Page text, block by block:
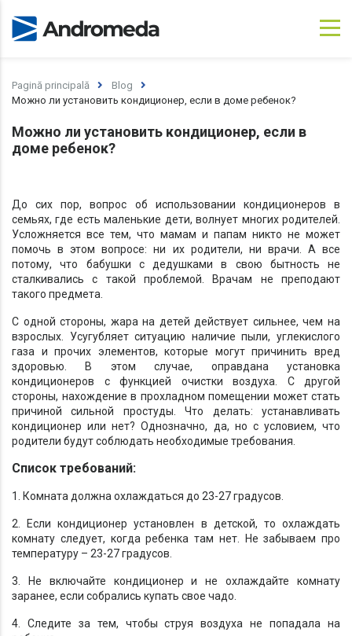
Pagină principală
Blog
Можно ли установить кондиционер, если в доме ребенок?
Можно ли установить кондиционер, если в
доме ребенок?
До сих пор, вопрос об использовании кондиционеров в
семьях, где есть маленькие дети, волнует многих родителей.
Усложняется все тем, что мамам и папам никто не может
помочь в этом вопросе: ни их родители, ни врачи. А все
потому, что бабушки с дедушками в свою бытность не
сталкивались с такой проблемой. Врачам не преподают
такого предмета.
С одной стороны, жара на детей действует сильнее, чем на
взрослых. Усугубляет ситуацию наличие пыли, углекислого
газа и прочих элементов, которые могут причинить вред
здоровью. В этом случае, оправдана установка
кондиционеров с функцией очистки воздуха. С другой
стороны, нахождение в прохладном помещении может стать
причиной сильной простуды. Что делать: устанавливать
кондиционер или нет? Однозначно, да, но с условием, что
родители будут соблюдать необходимые требования.
Список требований:
1. Комната должна охлаждаться до 23-27 градусов.
2. Если кондиционер установлен в детской, то охлаждать
комнату следует, когда ребенка там нет. Не забываем про
температуру – 23-27 градусов.
3. Не включайте кондиционер и не охлаждайте комнату
заранее, если собрались купать свое чадо.
4. Следите за тем, чтобы струя воздуха не попадала на
Comandă un apel
Nume
Telefon
Nu
Da
Comanda Dvs. a fost trimisă cu succes!
Va mulţumim! Comanda Dvs. este în curs de
procesare! Operatorul nostru Vă va contacta în cel
comenzii.